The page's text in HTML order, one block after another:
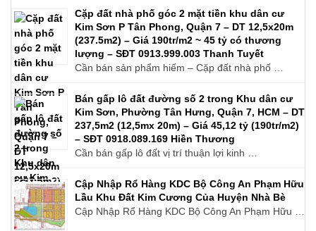
Cặp đất nhà phố góc 2 mặt tiền khu dân cư
Kim Sơn P Tân Phong, Quận 7 – DT 12,5x20m
(237.5m2) – Giá 190tr/m2 ~ 45 tỷ có thương
lượng – SĐT 0913.999.003 Thanh Tuyết
Cần bán sản phẩm hiếm – Cặp đất nhà phố …
Bán gấp lô đất đường số 2 trong Khu dân cư
Kim Sơn, Phường Tân Hưng, Quận 7, HCM – DT
237,5m2 (12,5mx 20m) – Giá 45,12 tỷ (190tr/m2)
– SĐT 0918.089.169 Hiền Thương
Cần bán gấp lô đất vị trí thuận lợi kinh …
Cập Nhập Rổ Hàng KDC Bộ Công An Phạm Hữu
Lầu Khu Đất Kim Cương Của Huyện Nhà Bè
Cập Nhập Rổ Hàng KDC Bộ Công An Phạm Hữu …